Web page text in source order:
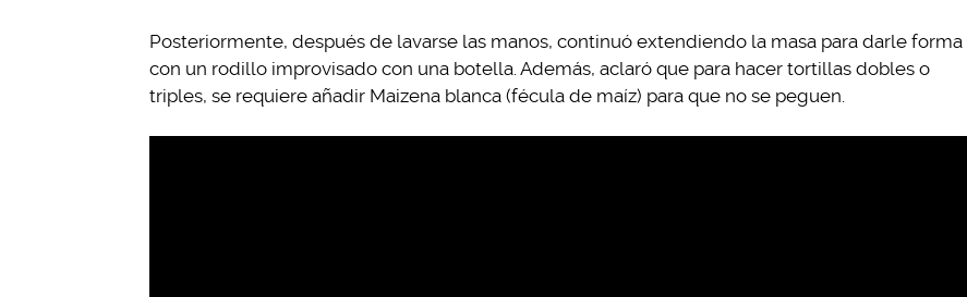
Posteriormente, después de lavarse las manos, continuó extendiendo la masa para darle forma
con un rodillo improvisado con una botella. Además, aclaró que para hacer tortillas dobles o
triples, se requiere añadir Maizena blanca (fécula de maíz) para que no se peguen.